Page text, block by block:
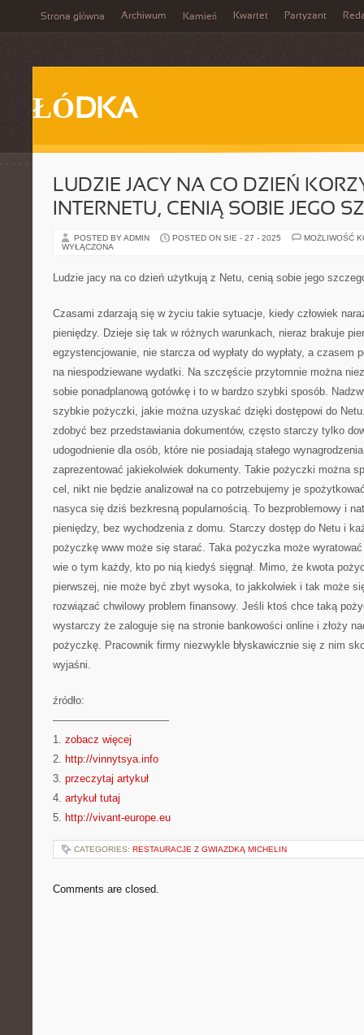
Strona główna Archiwum Kamień Kwartet Partyzant
ŁÓDKA
LUDZIE JACY NA CO DZIEŃ
INTERNETU, CENIĄ SOBIE JEGO
POSTED BY ADMIN POSTED ON SIE - 27 - 2025
MOŻLIWOŚĆ
WYŁĄCZONA
Ludzie jacy na co dzień użytkują z Netu, cenią sobie jego
Czasami zdarzają się w życiu takie sytuacje, kiedy człowiek
pieniędzy. Dzieje się tak w różnych warunkach, nieraz brakuje
egzystencjowanie, nie starcza od wypłaty do wypłaty, a czasem
na niespodziewane wydatki. Na szczęście przytomnie można
sobie ponadplanową gotówkę i to w bardzo szybki sposób.
szybkie pożyczki, jakie można uzyskać dzięki dostępowi do
zdobyć bez przedstawiania dokumentów, często starczy tylko
udogodnienie dla osób, które nie posiadają stałego
zaprezentować jakiekolwiek dokumenty. Takie pożyczki można
cel, nikt nie będzie analizował na co potrzebujemy je
nasyca się dziś bezkresną popularnością. To bezproblemowy i
pieniędzy, bez wychodzenia z domu. Starczy dostęp do Netu i
pożyczkę www może się starać. Taka pożyczka może
wie o tym każdy, kto po nią kiedyś sięgnął. Mimo, że kwota
pierwszej, nie może być zbyt wysoka, to jakkolwiek i tak może
rozwiązać chwilowy problem finansowy. Jeśli ktoś chce taką
wystarczy że zaloguje się na stronie bankowości online i złoży
pożyczkę. Pracownik firmy niezwykle błyskawicznie się z nim
wyjaśni.
źródło:
———————————
1. zobacz więcej
2. http://vinnytsya.info
3. przeczytaj artykuł
4. artykuł tutaj
5. http://vivant-europe.eu
CATEGORIES: RESTAURACJE Z GWIAZDKĄ MICHELIN
Comments are closed.